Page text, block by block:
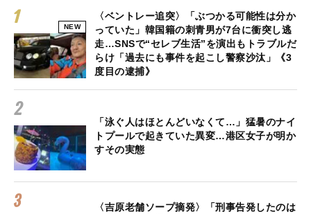
NEW
〈ベントレー追突〉「ぶつかる可能性は分か
っていた」韓国籍の刺青男が7台に衝突し逃
走…SNSで“セレブ生活”を演出もトラブルだ
らけ「過去にも事件を起こし警察沙汰」《3
度目の逮捕》
「泳ぐ人はほとんどいなくて…」猛暑のナイ
トプールで起きていた異変…港区女子が明か
すその実態
〈吉原老舗ソープ摘発〉「刑事告発したのは